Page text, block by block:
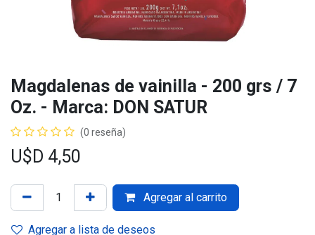
Magdalenas de vainilla - 200 grs / 7
Oz. - Marca: DON SATUR
(0 reseña)
U$D 4,50
Agregar al carrito
Agregar a lista de deseos